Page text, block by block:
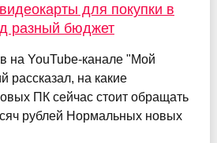
для покупки в
разный бюджет
на YouTube-канале "Мой
рассказал, на какие
ПК сейчас стоит обращать
рублей Нормальных новых